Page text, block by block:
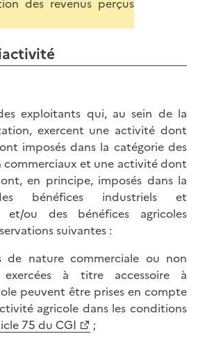
des revenus perçus
exploitants qui, au sein de la
exercent une activité dont
imposés dans la catégorie des
commerciaux et une activité dont
en principe, imposés dans la
bénéfices industriels et
et/ou des bénéfices agricoles
suivantes :
de nature commerciale ou non
exercées à titre accessoire à
peuvent être prises en compte
agricole dans les conditions
75 du CGI
;